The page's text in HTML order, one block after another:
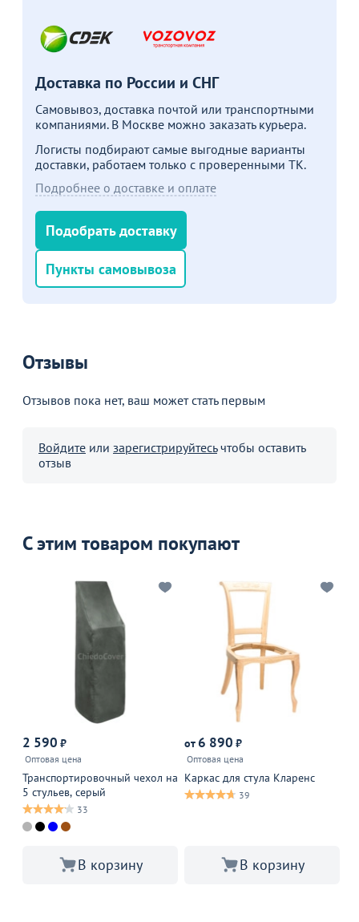
Доставка по России и СНГ
Самовывоз, доставка почтой или транспортными
компаниями. В Москве можно заказать курьера.
Логисты подбирают самые выгодные варианты
доставки, работаем только с проверенными ТК.
Подробнее о доставке и оплате
Подобрать доставку
Пункты самовывоза
Отзывы
Отзывов пока нет, ваш может стать первым
Войдите или зарегистрируйтесьчтобы оставить
отзыв
С этим товаром покупают
2 590 ₽
Оптовая цена
Транспортировочный чехол на
5 стульев, серый
33
В корзину
от 6 890 ₽
Оптовая цена
Каркас для стула Кларенс
39
В корзину